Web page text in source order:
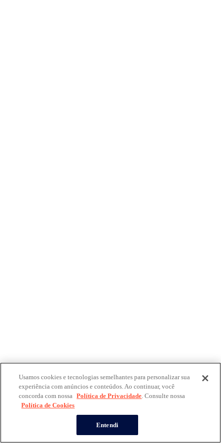
Usamos cookies e tecnologias semelhantes para personalizar sua
experiência com anúncios e conteúdos. Ao continuar, você
concorda com nossa Política de Privacidade. Consulte nossa
Política de Cookies
Entendi